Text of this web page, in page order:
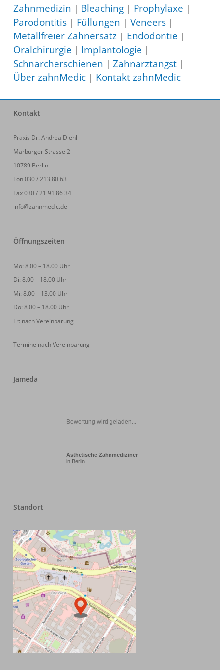
Zahnmedizin | Bleaching| Prophylaxe |
Parodontitis| Füllungen | Veneers|
Metallfreier Zahnersatz | Endodontie |
Oralchirurgie | Implantologie |
Schnarcherschienen | Zahnarztangst|
Über zahnMedic| Kontakt zahnMedic
Kontakt
Praxis Dr. Andrea Diehl
Marburger Strasse 2
10789 Berlin
Fon 030 / 213 80 63
Fax 030 / 21 91 86 34
info@zahnmedic.de
Öffnungszeiten
Mo: 8.00 – 18.00 Uhr
Di: 8.00 – 18.00 Uhr
Mi: 8.00 – 13.00 Uhr
Do: 8.00 – 18.00 Uhr
Fr: nach Vereinbarung
Termine nach Vereinbarung
Jameda
Bewertung wird geladen...
Ästhetische Zahnmediziner
in Berlin
Standort